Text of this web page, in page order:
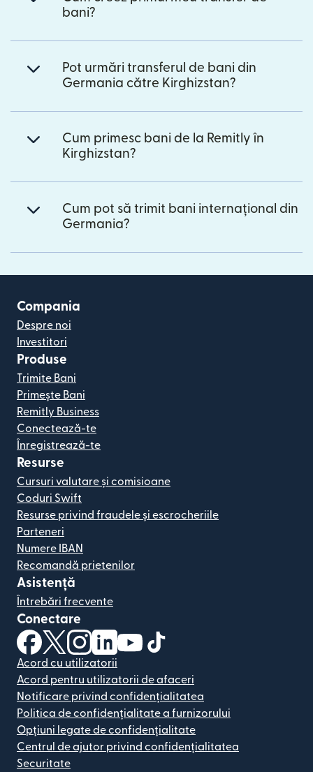
bani?
Pot urmări transferul de bani din
Germania către Kirghizstan?
Cum primesc bani de la Remitly în
Kirghizstan?
Cum pot să trimit bani internațional din
Germania?
Compania
Despre noi
Investitori
Produse
Trimite Bani
Primește Bani
Remitly Business
Conectează-te
Înregistrează-te
Resurse
Cursuri valutare și comisioane
Coduri Swift
Resurse privind fraudele și escrocheriile
Parteneri
Numere IBAN
Recomandă prietenilor
Asistență
Întrebări frecvente
Conectare
(se deschide într-o fereastră nouă)
(se deschide într-o fereastră nouă)
(se deschide într-o fereastră nouă)
(se deschide într-o fereastră nouă)
(se deschide într-o fereastră
Acord cu utilizatorii
Acord pentru utilizatorii de afaceri
Notificare privind confidențialitatea
Politica de confidențialitate a furnizorului
Opțiuni legate de confidențialitate
Centrul de ajutor privind confidențialitatea
Securitate